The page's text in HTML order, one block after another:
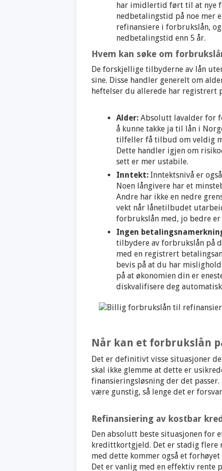
har imidlertid ført til at nye
nedbetalingstid på noe mer
refinansiere i forbrukslån,
nedbetalingstid enn 5 år.
Hvem kan søke om
De forskjellige tilbyderne av lån
sine. Disse handler generelt om
heftelser du allerede har registrert
Alder:Absolutt lavalder for
å kunne takke ja til lån i
tilfeller få tilbud om veldig
Dette handler igjen om
sett er mer ustabile.
Inntekt:Inntektsnivå er
Noen långivere har et
Andre har ikke en nedre
vekt når lånetilbudet
forbrukslån med, jo bedre er
Ingen
tilbydere av forbrukslån på
med en registrert
bevis på at du har
på at økonomien din er
diskvalifisere deg automatisk
Når kan et forbrukslån
Det er definitivt visse situasjoner
skal ikke glemme at dette er
finansieringsløsning der det
være gunstig, så lenge det er
Refinansiering av kostbar
Den absolutt beste situasjonen for
kredittkortgjeld. Det er stadig flere
med dette kommer også et
Det er vanlig med en effektiv rente